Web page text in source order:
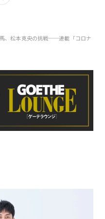
、松本克央の挑戦──連載「コロナ